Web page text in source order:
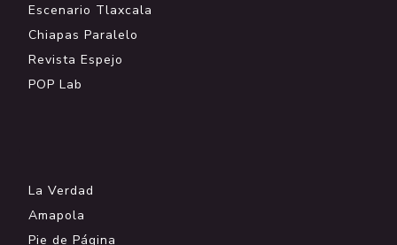
Escenario Tlaxcala
Chiapas Paralelo
Revista Espejo
POP Lab
La Verdad
Amapola
Pie de Página